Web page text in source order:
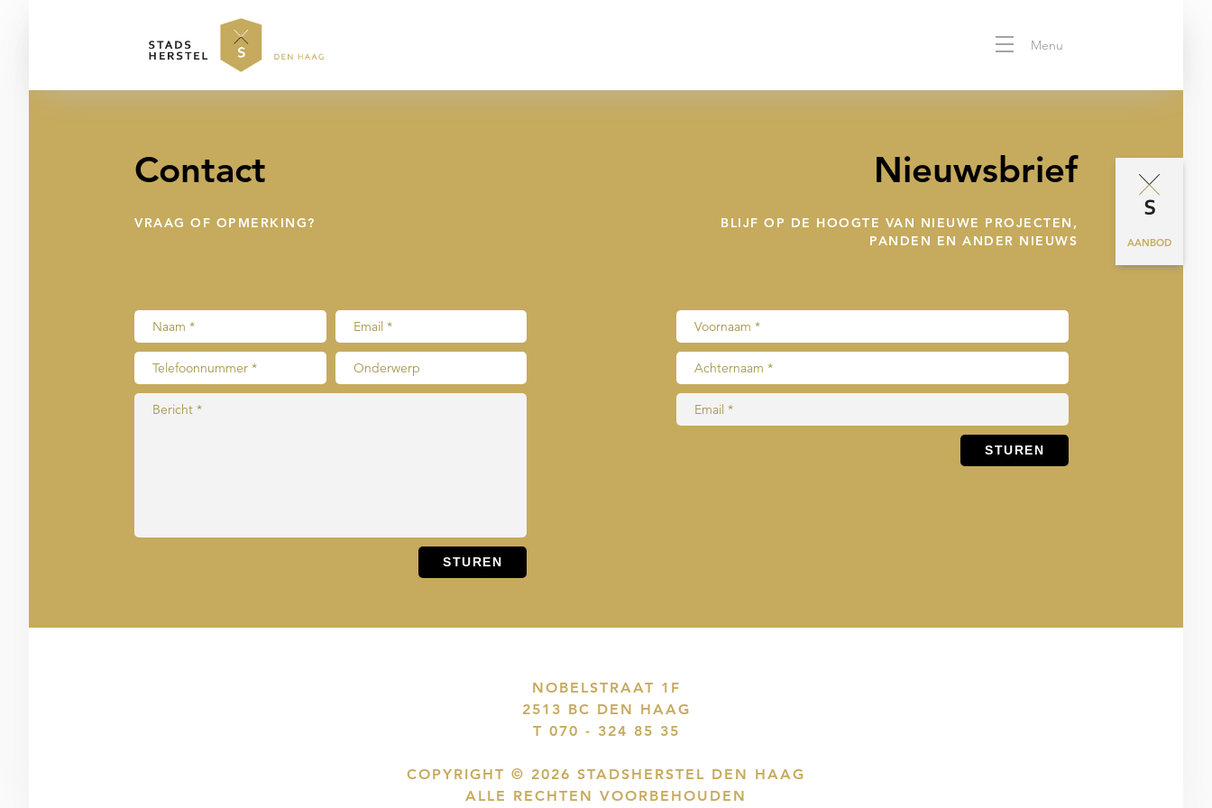
Menu
AANBOD
Contact
VRAAG OF OPMERKING?
Nieuwsbrief
BLIJF OP DE HOOGTE VAN NIEUWE PROJECTEN,
PANDEN EN ANDER NIEUWS
NOBELSTRAAT 1F
2513 BC DEN HAAG
T 070 - 324 85 35
COPYRIGHT © 2026 STADSHERSTEL DEN HAAG
ALLE RECHTEN VOORBEHOUDEN